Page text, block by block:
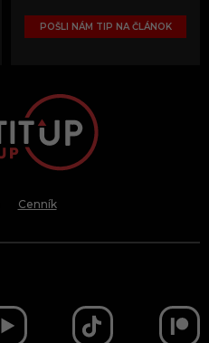
POŠLI NÁM TIP NA ČLÁNOK
Cenník